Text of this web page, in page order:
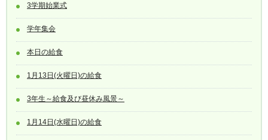
3学期始業式
学年集会
本日の給食
1月13日(火曜日)の給食
3年生～給食及び昼休み風景～
1月14日(水曜日)の給食